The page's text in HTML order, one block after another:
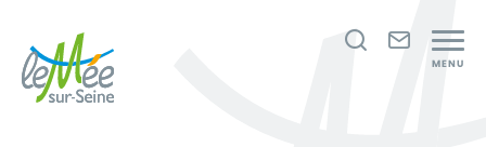
MENU
recherche
Nous